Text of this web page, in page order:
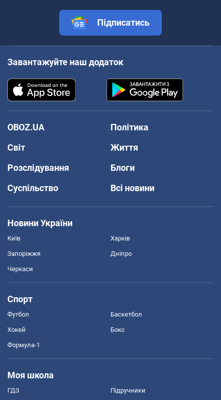
Підписатись
Завантажуйте наш додаток
OBOZ.UA
Політика
Світ
Життя
Розслідування
Блоги
Суспільство
Всі новини
Новини України
Київ Харків
Запоріжжя Дніпро
Черкаси
Спорт
Футбол Баскетбол
Хокей Бокс
Формула-1
Моя школа
ГДЗ Підручники